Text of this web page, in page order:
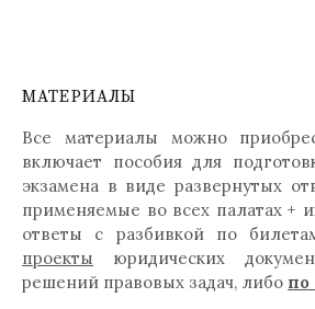
МАТЕРИАЛЫ
Все материалы можно
включает пособия для
экзамена в виде развернутых
применяемые во всех палатах +
ответы с разбивкой по
проекты юридических
решений правовых задач, либо по